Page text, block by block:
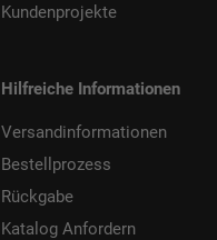
Kundenprojekte
Hilfreiche Informationen
Versandinformationen
Bestellprozess
Rückgabe
Katalog Anfordern